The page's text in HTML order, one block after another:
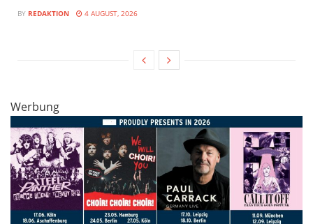
BY REDAKTION 4 AUGUST, 2026
Werbung